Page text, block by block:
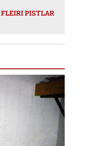
FLEIRI PISTLAR